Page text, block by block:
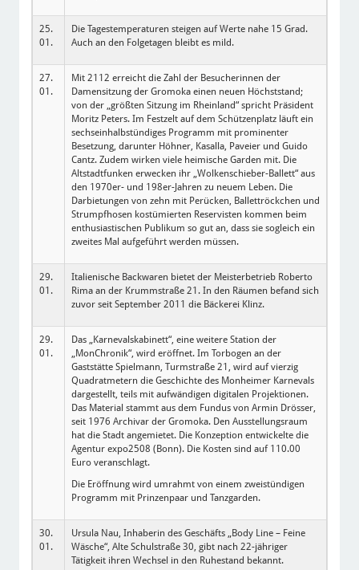
25.
01.
Die Tagestemperaturen steigen auf Werte nahe 15 Grad.
Auch an den Folgetagen bleibt es mild.
27.
01.
Mit 2112 erreicht die Zahl der Besucherinnen der
Damensitzung der Gromoka einen neuen Höchststand;
von der „größten Sitzung im Rheinland“ spricht Präsident
Moritz Peters. Im Festzelt auf dem Schützenplatz läuft ein
sechseinhalbstündiges Programm mit prominenter
Besetzung, darunter Höhner, Kasalla, Paveier und Guido
Cantz. Zudem wirken viele heimische Garden mit. Die
Altstadtfunken erwecken ihr „Wolkenschieber-Ballett“ aus
den 1970er- und 198er-Jahren zu neuem Leben. Die
Darbietungen von zehn mit Perücken, Ballettröckchen und
Strumpfhosen kostümierten Reservisten kommen beim
enthusiastischen Publikum so gut an, dass sie sogleich ein
zweites Mal aufgeführt werden müssen.
29.
01.
Italienische Backwaren bietet der Meisterbetrieb Roberto
Rima an der Krummstraße 21. In den Räumen befand sich
zuvor seit September 2011 die Bäckerei Klinz.
29.
01.
Das „Karnevalskabinett“, eine weitere Station der
„MonChronik“, wird eröffnet. Im Torbogen an der
Gaststätte Spielmann, Turmstraße 21, wird auf vierzig
Quadratmetern die Geschichte des Monheimer Karnevals
dargestellt, teils mit aufwändigen digitalen Projektionen.
Das Material stammt aus dem Fundus von Armin Drösser,
seit 1976 Archivar der Gromoka. Den Ausstellungsraum
hat die Stadt angemietet. Die Konzeption entwickelte die
Agentur expo2508 (Bonn). Die Kosten sind auf 110.00
Euro veranschlagt.
Die Eröffnung wird umrahmt von einem zweistündigen
Programm mit Prinzenpaar und Tanzgarden.
30.
01.
Ursula Nau, Inhaberin des Geschäfts „Body Line – Feine
Wäsche“, Alte Schulstraße 30, gibt nach 22-jähriger
Tätigkeit ihren Wechsel in den Ruhestand bekannt.